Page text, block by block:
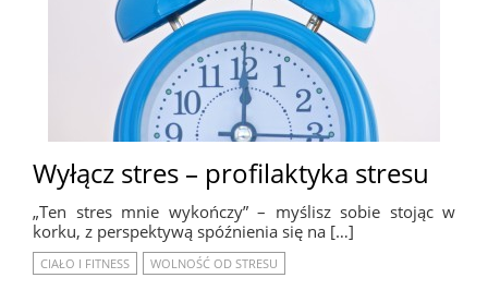
Wyłącz stres – profilaktyka stresu
„Ten stres mnie wykończy” – myślisz sobie stojąc w
korku, z perspektywą spóźnienia się na […]
CIAŁO I FITNESS WOLNOŚĆ OD STRESU